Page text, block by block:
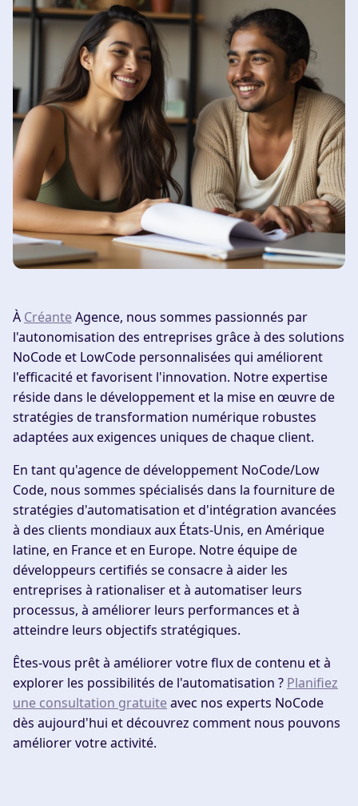
À CréanteAgence, nous sommes passionnés par
l'autonomisation des entreprises grâce à des solutions
NoCode et LowCode personnalisées qui améliorent
l'efficacité et favorisent l'innovation. Notre expertise
réside dans le développement et la mise en œuvre de
stratégies de transformation numérique robustes
adaptées aux exigences uniques de chaque client.
En tant qu'agence de développement NoCode/Low
Code, nous sommes spécialisés dans la fourniture de
stratégies d'automatisation et d'intégration avancées
à des clients mondiaux aux États-Unis, en Amérique
latine, en France et en Europe. Notre équipe de
développeurs certifiés se consacre à aider les
entreprises à rationaliser et à automatiser leurs
processus, à améliorer leurs performances et à
atteindre leurs objectifs stratégiques.
Êtes-vous prêt à améliorer votre flux de contenu et à
explorer les possibilités de l'automatisation ? Planifiez
une consultation gratuiteavec nos experts NoCode
dès aujourd'hui et découvrez comment nous pouvons
améliorer votre activité.